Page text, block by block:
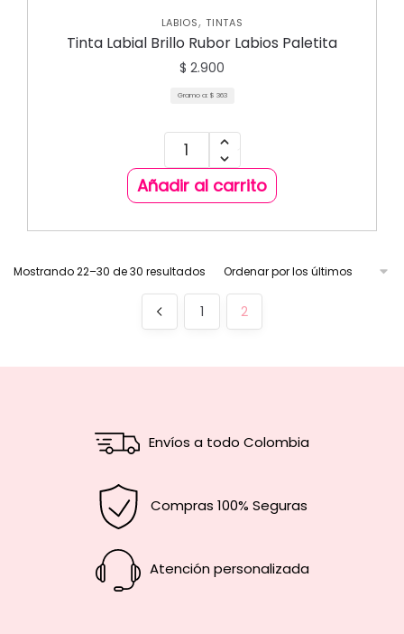
LABIOS,TINTAS
Tinta Labial Brillo Rubor Labios Paletita
$ 2.900
Gramo a: $ 363
Añadir al carrito
Mostrando 22–30 de 30 resultados
1 2
Envíos a todo Colombia
Compras 100% Seguras
Atención personalizada